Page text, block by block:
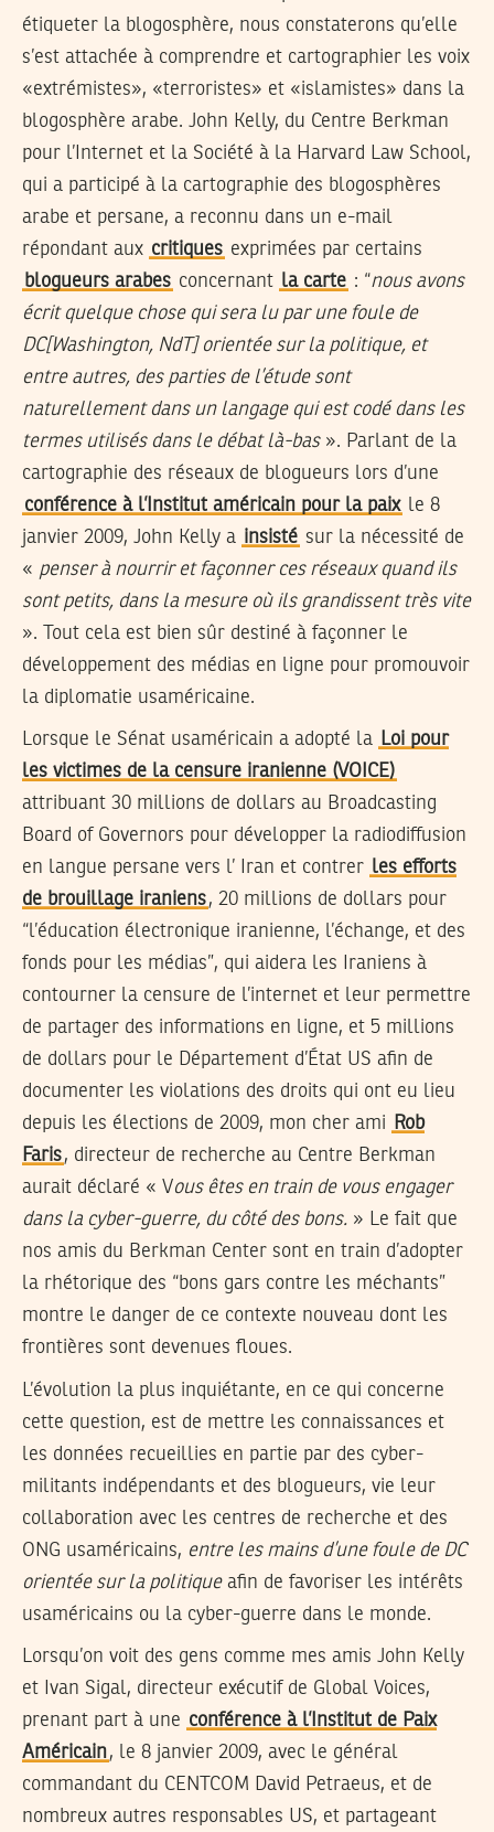
étiqueter la blogosphère, nous constaterons qu’elle
s’est attachée à comprendre et cartographier les voix
«extrémistes», «terroristes» et «islamistes» dans la
blogosphère arabe. John Kelly, du Centre Berkman
pour l’Internet et la Société à la Harvard Law School,
qui a participé à la cartographie des blogosphères
arabe et persane, a reconnu dans un e-mail
répondant aux critiques exprimées par certains
blogueurs arabes concernant la carte : “nous avons
écrit quelque chose qui sera lu par une foule de
DC[Washington, NdT] orientée sur la politique, et
entre autres, des parties de l’étude sont
naturellement dans un langage qui est codé dans les
termes utilisés dans le débat là-bas». Parlant de la
cartographie des réseaux de blogueurs lors d’une
conférence à l’Institut américain pour la paix le 8
janvier 2009, John Kelly a insisté sur la nécessité de
« penser à nourrir et façonner ces réseaux quand ils
sont petits, dans la mesure où ils grandissent très vite
». Tout cela est bien sûr destiné à façonner le
développement des médias en ligne pour promouvoir
la diplomatie usaméricaine.
Lorsque le Sénat usaméricain a adopté la Loi pour
les victimes de la censure iranienne (VOICE)
attribuant 30 millions de dollars au Broadcasting
Board of Governors pour développer la radiodiffusion
en langue persane vers l’ Iran et contrer les efforts
de brouillage iraniens, 20 millions de dollars pour
“l’éducation électronique iranienne, l’échange, et des
fonds pour les médias”, qui aidera les Iraniens à
contourner la censure de l’internet et leur permettre
de partager des informations en ligne, et 5 millions
de dollars pour le Département d’État US afin de
documenter les violations des droits qui ont eu lieu
depuis les élections de 2009, mon cher ami
Rob
Faris, directeur de recherche au Centre Berkman
aurait déclaré « Vous êtes en train de vous engager
dans la cyber-guerre, du côté des bons. » Le fait que
nos amis du Berkman Center sont en train d’adopter
la rhétorique des “bons gars contre les méchants”
montre le danger de ce contexte nouveau dont les
frontières sont devenues floues.
L’évolution la plus inquiétante, en ce qui concerne
cette question, est de mettre les connaissances et
les données recueillies en partie par des cyber-
militants indépendants et des blogueurs, vie leur
collaboration avec les centres de recherche et des
ONG usaméricains, entre les mains d’une foule de DC
orientée sur la politiqueafin de favoriser les intérêts
usaméricains ou la cyber-guerre dans le monde.
Lorsqu’on voit des gens comme mes amis John Kelly
et Ivan Sigal, directeur exécutif de Global Voices,
prenant part à une conférence à l’Institut de Paix
Américain, le 8 janvier 2009, avec le général
commandant du CENTCOM David Petraeus, et de
nombreux autres responsables US, et partageant